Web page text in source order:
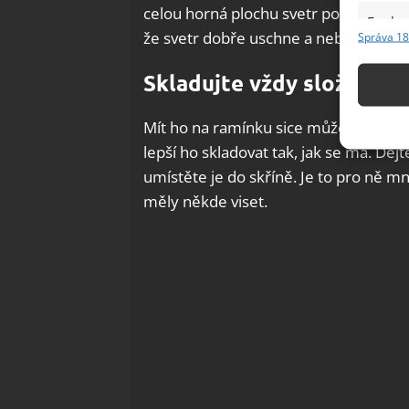
Funkce
Správa
celou horná plochu svetr položíte.
že svetr dobře uschne a nebude cítit
Skladujte vždy složený
Mít ho na ramínku sice může působit
lepší ho skladovat tak, jak se má.
umístěte je do skříně. Je to pro ně
měly někde viset.